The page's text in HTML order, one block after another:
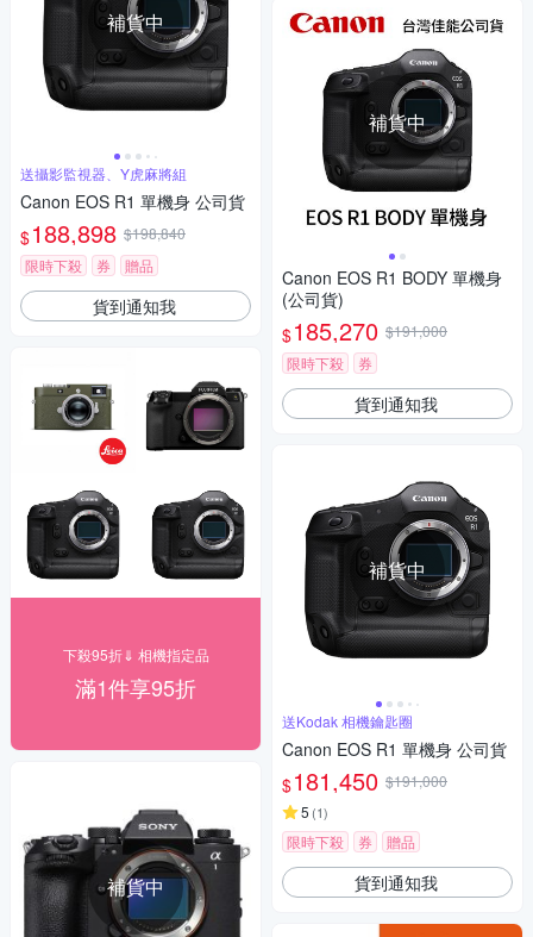
補貨中
送攝影監視器、Y虎麻將組
Canon EOS R1 單機身 公司貨
$188,898 $198,840
限時下殺
券 贈品
貨到通知我
下殺95折⇓ 相機指定品
滿1件享95折
補貨中
補貨中
Canon EOS R1 BODY 單機身
(公司貨)
$185,270 $191,000
限時下殺
券
貨到通知我
補貨中
送Kodak 相機鑰匙圈
Canon EOS R1 單機身 公司貨
$181,450 $191,000
5 (1)
限時下殺 券 贈品
貨到通知我